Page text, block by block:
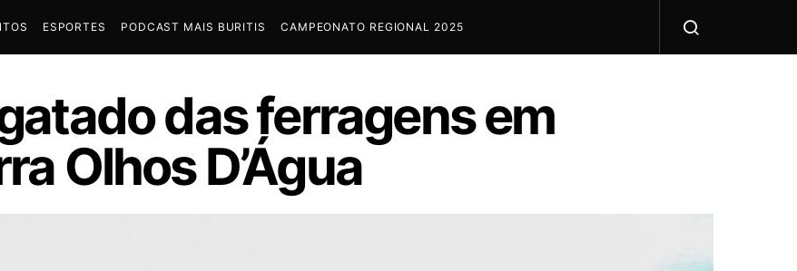
ESPORTES PODCAST MAIS BURITIS CAMPEONATO REGIONAL 2025
das ferragens em
Olhos D’Água